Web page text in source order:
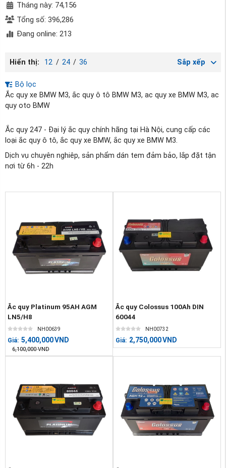
Tháng này: 74,156
Tổng số: 396,286
Đang online: 213
Hiển thị: 12 / 24 / 36 Sắp xếp
Bộ lọc
Ắc quy xe BMW M3, ắc quy ô tô BMW M3, ac quy xe BMW M3, ac
quy oto BMW
Ắc quy 247 - Đại lý ắc quy chính hãng tại Hà Nội, cung cấp các
loại ắc quy ô tô, ắc quy xe BMW, ắc quy xe BMW M3.
Dịch vụ chuyên nghiêp, sản phẩm dán tem đảm bảo, lắp đặt tận
nơi từ 6h - 22h
Ắc quy Platinum 95AH AGM
LN5/H8
NH00639
Giá: 5,400,000VND
6,100,000 VND
Ắc quy Colossus 100Ah DIN
60044
NH00732
Giá: 2,750,000VND